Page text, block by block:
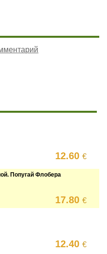
12.60€
Попугай Флобера
17.80€
12.40€